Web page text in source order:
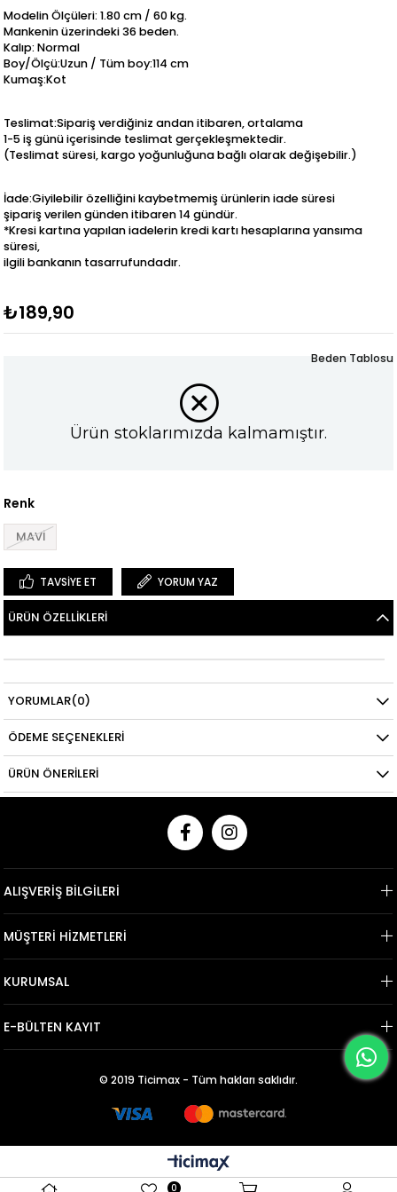
Modelin Ölçüleri: 1.80 cm / 60 kg.
Mankenin üzerindeki 36 beden.
Kalıp: Normal
Boy/Ölçü:Uzun / Tüm boy:114 cm
Kumaş:Kot
Teslimat:Sipariş verdiğiniz andan itibaren, ortalama
1-5 iş günü içerisinde teslimat gerçekleşmektedir.
(Teslimat süresi, kargo yoğunluğuna bağlı olarak değişebilir.)
İade:Giyilebilir özelliğini kaybetmemiş ürünlerin iade süresi
şipariş verilen günden itibaren 14 gündür.
*Kresi kartına yapılan iadelerin kredi kartı hesaplarına yansıma
süresi,
ilgili bankanın tasarrufundadır.
₺189,90
Ürün stoklarımızda kalmamıştır.
Renk
MAVİ
Beden Tablosu
TAVSIYE ET YORUM YAZ
ÜRÜN ÖZELLIKLERI
YORUMLAR(0)
ÖDEME SEÇENEKLERI
ÜRÜN ÖNERILERI
ALIŞVERİŞ BİLGİLERİ
MÜŞTERİ HİZMETLERİ
KURUMSAL
E-BÜLTEN KAYIT
© 2019 Ticimax - Tüm hakları saklıdır.
0